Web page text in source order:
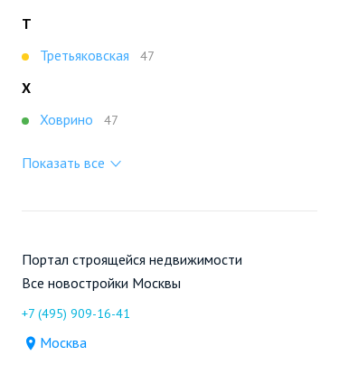
Т
Третьяковская
47
Х
Ховрино
47
Показать все
Портал строящейся недвижимости
Все новостройки Москвы
+7 (495) 909-16-41
Москва